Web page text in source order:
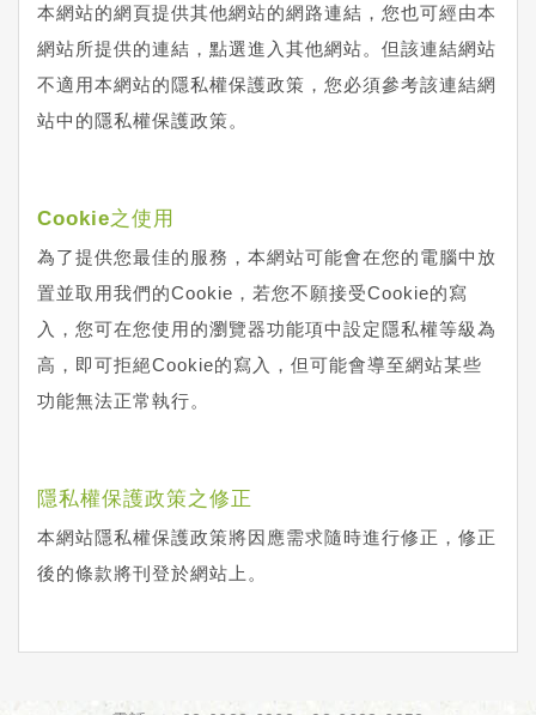
本網站的網頁提供其他網站的網路連結，您也可經由本
網站所提供的連結，點選進入其他網站。但該連結網站
不適用本網站的隱私權保護政策，您必須參考該連結網
站中的隱私權保護政策。
Cookie之使用
為了提供您最佳的服務，本網站可能會在您的電腦中放
置並取用我們的Cookie，若您不願接受Cookie的寫
入，您可在您使用的瀏覽器功能項中設定隱私權等級為
高，即可拒絕Cookie的寫入，但可能會導至網站某些
功能無法正常執行。
隱私權保護政策之修正
本網站隱私權保護政策將因應需求隨時進行修正，修正
後的條款將刊登於網站上。